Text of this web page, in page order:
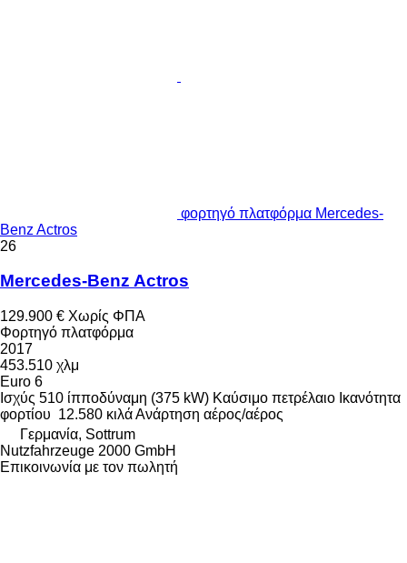
φορτηγό πλατφόρμα Mercedes-
Benz Actros
26
Mercedes-Benz Actros
129.900 € Χωρίς ΦΠΑ
Φορτηγό πλατφόρμα
2017
453.510 χλμ
Euro 6
Ισχύς 510 ίπποδύναμη (375 kW) Καύσιμο πετρέλαιο Ικανότητα
φορτίου 12.580 κιλάΑνάρτηση αέρος/αέρος
Γερμανία, Sottrum
Nutzfahrzeuge 2000 GmbH
Επικοινωνία με τον πωλητή